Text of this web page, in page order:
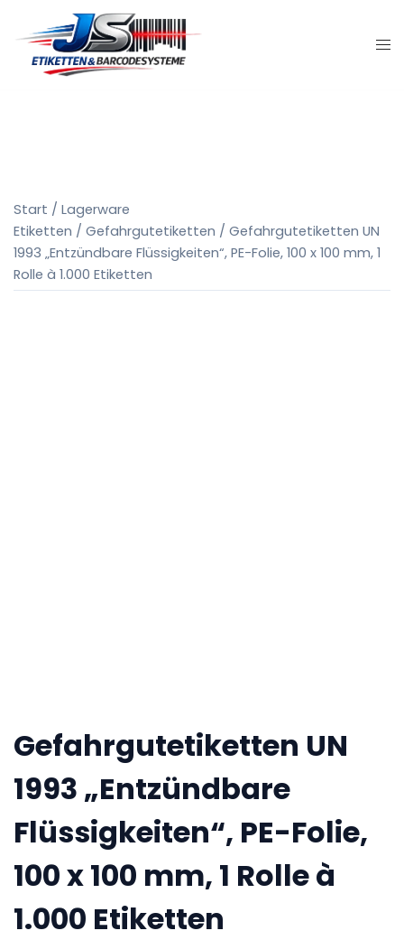
Inhalt
springen
Start / Lagerware
Etiketten / Gefahrgutetiketten / Gefahrgutetiketten UN
1993 „Entzündbare Flüssigkeiten“, PE-Folie, 100 x 100 mm, 1
Rolle à 1.000 Etiketten
Gefahrgutetiketten UN
1993 „Entzündbare
Flüssigkeiten“, PE-Folie,
100 x 100 mm, 1 Rolle à
1.000 Etiketten